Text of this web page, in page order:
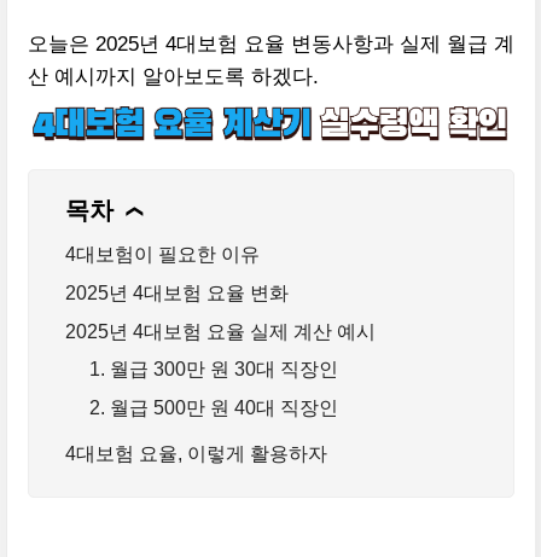
오늘은 2025년 4대보험 요율 변동사항과 실제 월급 계
산 예시까지 알아보도록 하겠다.
목차 ❯
4대보험이 필요한 이유
2025년 4대보험 요율 변화
2025년 4대보험 요율 실제 계산 예시
1. 월급 300만 원 30대 직장인
2. 월급 500만 원 40대 직장인
4대보험 요율, 이렇게 활용하자